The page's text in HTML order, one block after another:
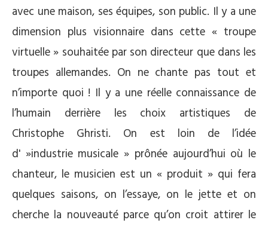
avec une maison, ses équipes, son public. Il y a une
dimension plus visionnaire dans cette « troupe
virtuelle » souhaitée par son directeur que dans les
troupes allemandes. On ne chante pas tout et
n’importe quoi ! Il y a une réelle connaissance de
l’humain derrière les choix artistiques de
Christophe Ghristi. On est loin de l’idée
d' »industrie musicale » prônée aujourd’hui où le
chanteur, le musicien est un « produit » qui fera
quelques saisons, on l’essaye, on le jette et on
cherche la nouveauté parce qu’on croit attirer le